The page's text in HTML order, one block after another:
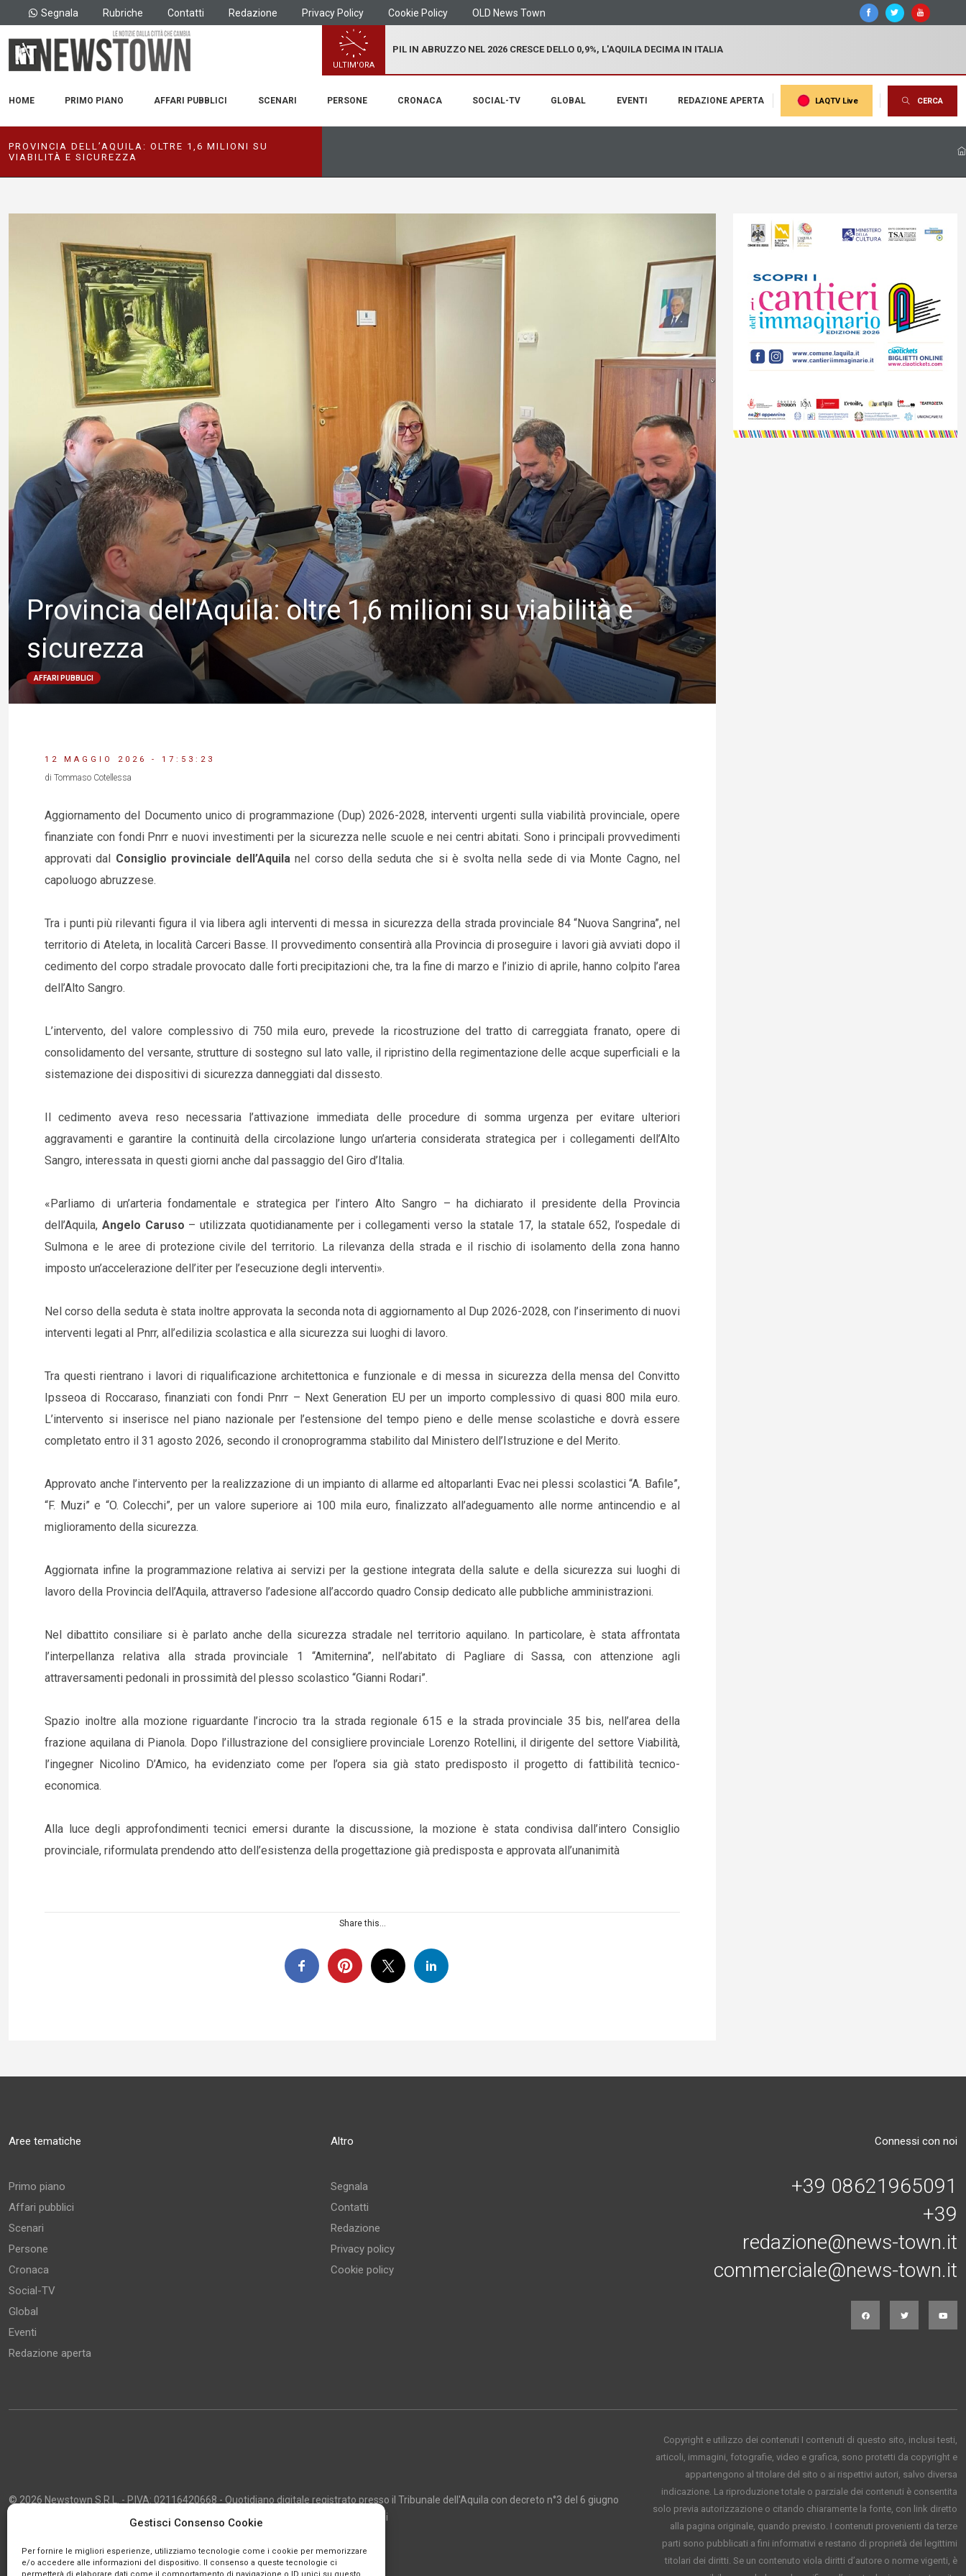
Gestisci Consenso Cookie
Per fornire le migliori esperienze, utilizziamo tecnologie come i cookie per memorizzare
e/o accedere alle informazioni del dispositivo. Il consenso a queste tecnologie ci
Segnala Rubriche Contatti Redazione Privacy Policy Cookie Policy OLD News Town
ULTIM'ORA
PIL IN ABRUZZO NEL 2026 CRESCE DELLO 0,9%, L'AQUILA DECIMA IN ITALIA
HOME PRIMO PIANO AFFARI PUBBLICI SCENARI PERSONE CRONACA SOCIAL-TV GLOBAL EVENTI REDAZIONE APERTA LAQTV Live CERCA
PROVINCIA DELL’AQUILA: OLTRE 1,6 MILIONI SU
VIABILITÀ E SICUREZZA
Provincia dell’Aquila: oltre 1,6 milioni su viabilità e
sicurezza
AFFARI PUBBLICI
12 MAGGIO 2026 - 17:53:23
di Tommaso Cotellessa
Aggiornamento del Documento unico di programmazione (Dup) 2026-2028, interventi urgenti sulla viabilità provinciale, opere
finanziate con fondi Pnrr e nuovi investimenti per la sicurezza nelle scuole e nei centri abitati. Sono i principali provvedimenti
approvati dal Consiglio provinciale dell’Aquilanel corso della seduta che si è svolta nella sede di via Monte Cagno, nel
capoluogo abruzzese.
Tra i punti più rilevanti figura il via libera agli interventi di messa in sicurezza della strada provinciale 84 “Nuova Sangrina”, nel
territorio di Ateleta, in località Carceri Basse. Il provvedimento consentirà alla Provincia di proseguire i lavori già avviati dopo il
cedimento del corpo stradale provocato dalle forti precipitazioni che, tra la fine di marzo e l’inizio di aprile, hanno colpito l’area
dell’Alto Sangro.
L’intervento, del valore complessivo di 750 mila euro, prevede la ricostruzione del tratto di carreggiata franato, opere di
consolidamento del versante, strutture di sostegno sul lato valle, il ripristino della regimentazione delle acque superficiali e la
sistemazione dei dispositivi di sicurezza danneggiati dal dissesto.
Il cedimento aveva reso necessaria l’attivazione immediata delle procedure di somma urgenza per evitare ulteriori
aggravamenti e garantire la continuità della circolazione lungo un’arteria considerata strategica per i collegamenti dell’Alto
Sangro, interessata in questi giorni anche dal passaggio del Giro d’Italia.
«Parliamo di un’arteria fondamentale e strategica per l’intero Alto Sangro – ha dichiarato il presidente della Provincia
dell’Aquila, Angelo Caruso – utilizzata quotidianamente per i collegamenti verso la statale 17, la statale 652, l’ospedale di
Sulmona e le aree di protezione civile del territorio. La rilevanza della strada e il rischio di isolamento della zona hanno
imposto un’accelerazione dell’iter per l’esecuzione degli interventi».
Nel corso della seduta è stata inoltre approvata la seconda nota di aggiornamento al Dup 2026-2028, con l’inserimento di nuovi
interventi legati al Pnrr, all’edilizia scolastica e alla sicurezza sui luoghi di lavoro.
Tra questi rientrano i lavori di riqualificazione architettonica e funzionale e di messa in sicurezza della mensa del Convitto
Ipsseoa di Roccaraso, finanziati con fondi Pnrr – Next Generation EU per un importo complessivo di quasi 800 mila euro.
L’intervento si inserisce nel piano nazionale per l’estensione del tempo pieno e delle mense scolastiche e dovrà essere
completato entro il 31 agosto 2026, secondo il cronoprogramma stabilito dal Ministero dell’Istruzione e del Merito.
Approvato anche l’intervento per la realizzazione di un impianto di allarme ed altoparlanti Evac nei plessi scolastici “A. Bafile”,
“F. Muzi” e “O. Colecchi”, per un valore superiore ai 100 mila euro, finalizzato all’adeguamento alle norme antincendio e al
miglioramento della sicurezza.
Aggiornata infine la programmazione relativa ai servizi per la gestione integrata della salute e della sicurezza sui luoghi di
lavoro della Provincia dell’Aquila, attraverso l’adesione all’accordo quadro Consip dedicato alle pubbliche amministrazioni.
Nel dibattito consiliare si è parlato anche della sicurezza stradale nel territorio aquilano. In particolare, è stata affrontata
l’interpellanza relativa alla strada provinciale 1 “Amiternina”, nell’abitato di Pagliare di Sassa, con attenzione agli
attraversamenti pedonali in prossimità del plesso scolastico “Gianni Rodari”.
Spazio inoltre alla mozione riguardante l’incrocio tra la strada regionale 615 e la strada provinciale 35 bis, nell’area della
frazione aquilana di Pianola. Dopo l’illustrazione del consigliere provinciale Lorenzo Rotellini, il dirigente del settore Viabilità,
l’ingegner Nicolino D’Amico, ha evidenziato come per l’opera sia già stato predisposto il progetto di fattibilità tecnico-
economica.
Alla luce degli approfondimenti tecnici emersi durante la discussione, la mozione è stata condivisa dall’intero Consiglio
provinciale, riformulata prendendo atto dell’esistenza della progettazione già predisposta e approvata all’unanimità
Share this...
Aree tematiche
Primo piano
Affari pubblici
Scenari
Persone
Cronaca
Social-TV
Global
Eventi
Redazione aperta
Altro
Segnala
Contatti
Redazione
Privacy policy
Cookie policy
Connessi con noi
+39 08621965091
+39
redazione@news-town.it
commerciale@news-town.it
© 2026 Newstown S.R.L. - P.IVA: 02116420668 - Quotidiano digitale registrato presso il Tribunale dell'Aquila con decreto n°3 del 6 giugno
2013 - Direttore Responsabile: Giustino Masciocco - Capo Redattore: Marco Giancarli
Copyright e utilizzo dei contenuti I contenuti di questo sito, inclusi testi,
articoli, immagini, fotografie, video e grafica, sono protetti da copyright e
appartengono al titolare del sito o ai rispettivi autori, salvo diversa
indicazione. La riproduzione totale o parziale dei contenuti è consentita
solo previa autorizzazione o citando chiaramente la fonte, con link diretto
alla pagina originale, quando previsto. I contenuti provenienti da terze
parti sono pubblicati a fini informativi e restano di proprietà dei legittimi
titolari dei diritti. Se un contenuto viola diritti d’autore o norme vigenti, è